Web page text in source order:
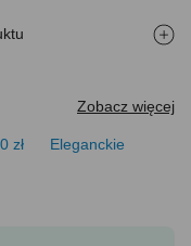
Zobacz więcej
zł
Eleganckie